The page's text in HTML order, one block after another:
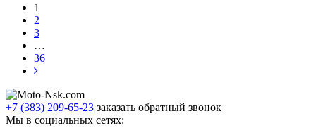
1
2
3
…
36
+7 (383) 209-65-23 заказать обратный звонок
Мы в социальных сетях: